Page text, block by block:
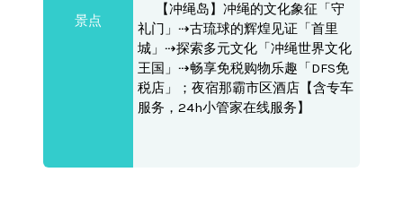
景点
【冲绳岛】冲绳的文化象征「守
礼门」⇢古琉球的辉煌见证「首里
城」⇢探索多元文化「冲绳世界文化
王国」⇢畅享免税购物乐趣「DFS免
税店」；夜宿那霸市区酒店【含专车
服务，24h小管家在线服务】